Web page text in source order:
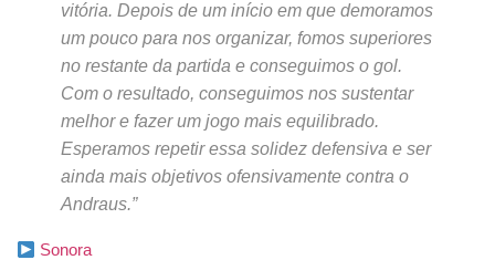
vitória. Depois de um início em que demoramos
um pouco para nos organizar, fomos superiores
no restante da partida e conseguimos o gol.
Com o resultado, conseguimos nos sustentar
melhor e fazer um jogo mais equilibrado.
Esperamos repetir essa solidez defensiva e ser
ainda mais objetivos ofensivamente contra o
Andraus.”
Sonora